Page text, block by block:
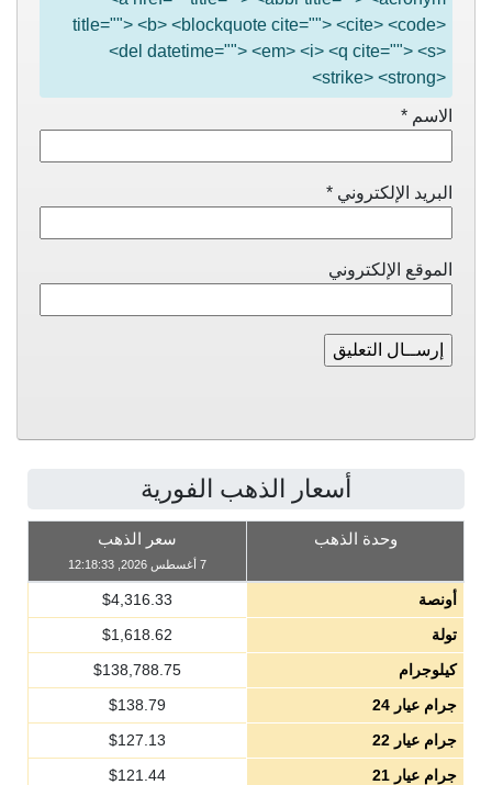
title=""> <b> <blockquote cite=""> <cite> <code>
<del datetime=""> <em> <i> <q cite=""> <s>
<strike> <strong>
الاسم *
البريد الإلكتروني *
الموقع الإلكتروني
أسعار الذهب الفورية
وحدة الذهب سعر الذهب
7 أغسطس 2026, 12:18:33
أونصة $4,316.33
تولة
$1,618.62
كيلوجرام
$138,788.75
جرام عيار 24
$138.79
جرام عيار 22
$127.13
جرام عيار 21
$121.44